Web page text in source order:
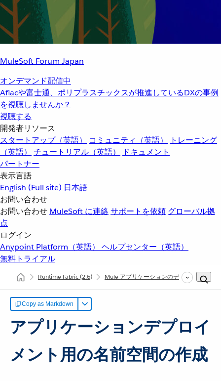
MuleSoft Forum Japan
オンデマンド配信中
Aflacや富士通、ポリプラスチックスが推進しているDXの事例
を視聴しませんか？
視聴する
開発者リソース
スタートアップ（英語）
コミュニティ（英語）
トレーニング
（英語）
チュートリアル（英語）
ドキュメント
パートナー
表示言語
English (Full site) 日本語
お問い合わせ
お問い合わせ MuleSoft に連絡サポートを依頼 グローバル拠
点
ログイン
Anypoint Platform（英語） ヘルプセンター（英語）
無料トライアル
Runtime Fabric(2.6) Mule アプリケーションのデプロイ
Copy as Markdown
アプリケーションデプロイ
メント用の名前空間の作成